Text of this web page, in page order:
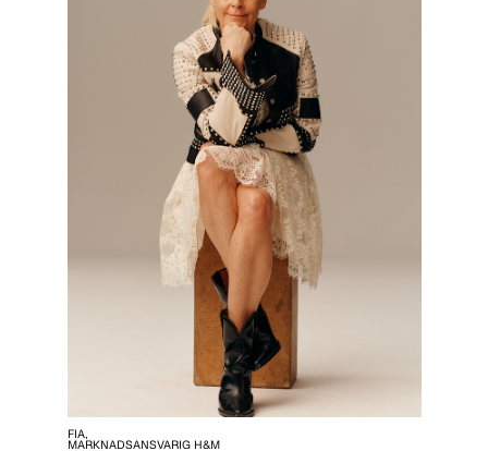
FIA,
MARKNADSANSVARIG H&M